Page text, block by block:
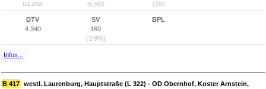
(12.959) (6.585) (705)
DTV
4.340
SV
169
(3,9%)
BPL
Infos...
B 417 westl. Laurenburg, Hauptstraße (L 322) - OD Obernhof, Koster Arnstein,